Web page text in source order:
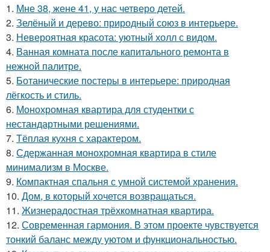
1. Мне 38, жене 41, у нас четверо детей.
2. Зелёный и дерево: природный союз в интерьере.
3. Невероятная красота: уютный холл с видом.
4. Ванная комната после капитального ремонта в
нежной палитре.
5. Ботанические постеры в интерьере: природная
лёгкость и стиль.
6. Монохромная квартира для студентки с
нестандартными решениями.
7. Тёплая кухня с характером.
8. Сдержанная монохромная квартира в стиле
минимализм в Москве.
9. Компактная спальня с умной системой хранения.
10. Дом, в который хочется возвращаться.
11. Жизнерадостная трёхкомнатная квартира.
12. Современная гармония. В этом проекте чувствуется
тонкий баланс между уютом и функциональностью.